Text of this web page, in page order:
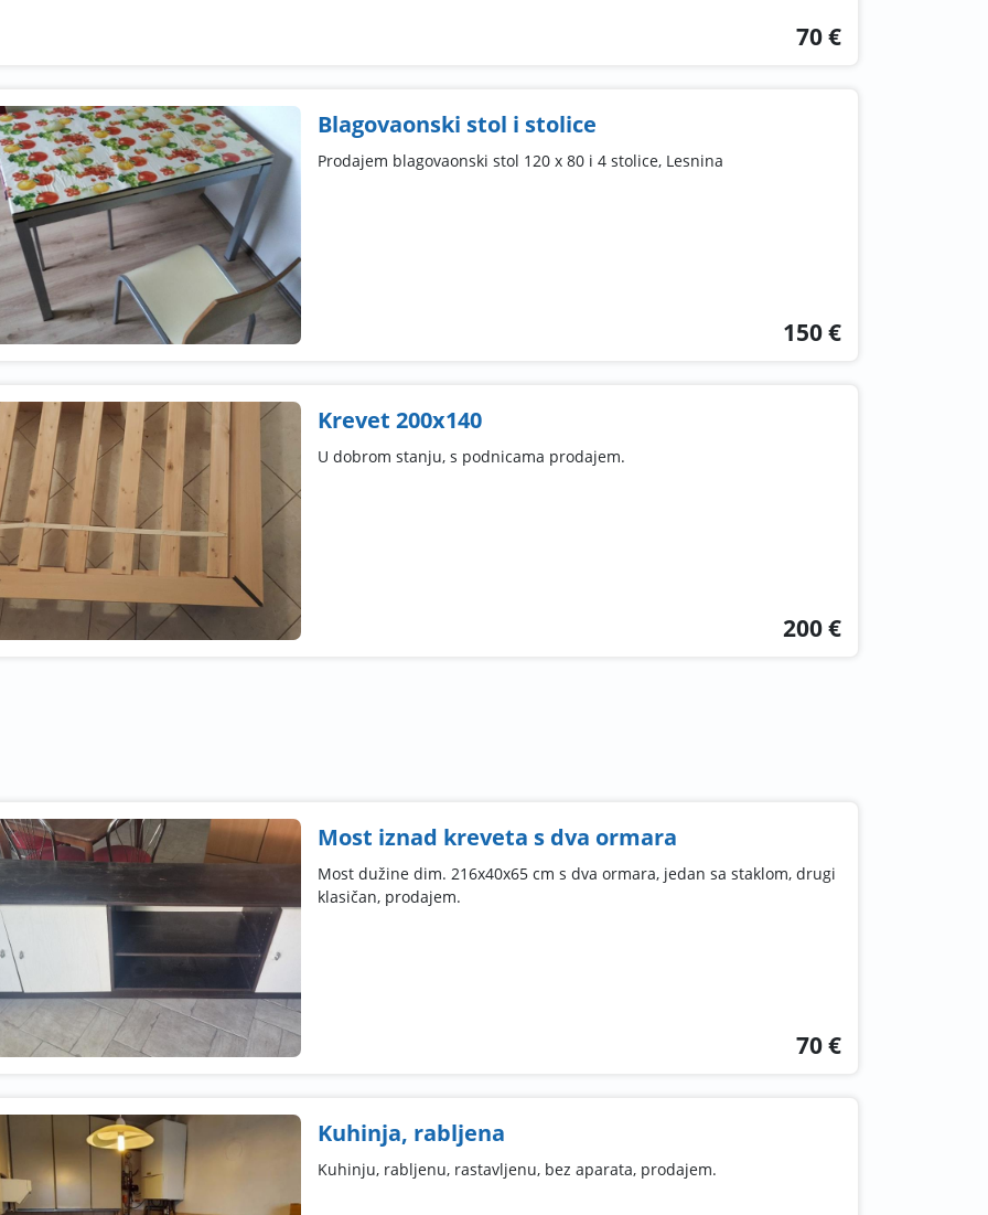
70 €
Blagovaonski stol i stolice
Prodajem blagovaonski stol 120 x 80 i 4 stolice, Lesnina
150 €
Krevet 200x140
U dobrom stanju, s podnicama prodajem.
200 €
Most iznad kreveta s dva ormara
Most dužine dim. 216x40x65 cm s dva ormara, jedan sa staklom, drugi
klasičan, prodajem.
70 €
Kuhinja, rabljena
Kuhinju, rabljenu, rastavljenu, bez aparata, prodajem.